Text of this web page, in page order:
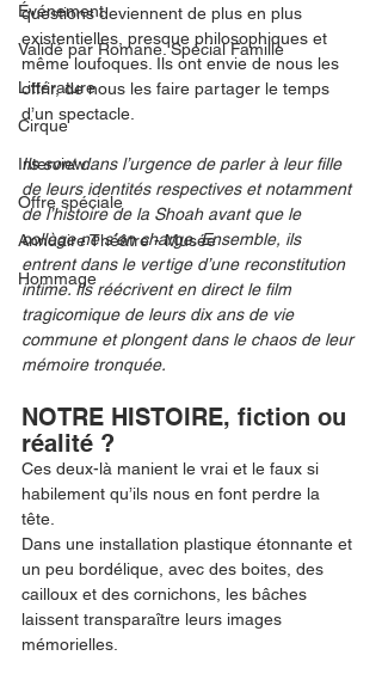
Événement
Validé par Romane. Spécial Famille
Littérature
Cirque
Interview
Offre spéciale
Annuaire Théâtre - Musée
Hommage
questions deviennent de plus en plus
existentielles, presque philosophiques et
même loufoques. Ils ont envie de nous les
offrir, de nous les faire partager le temps
d’un spectacle.
Ils sont dans l’urgence de parler à leur fille
de leurs identités respectives et notamment
de l’histoire de la Shoah avant que le
collège ne s’en charge. Ensemble, ils
entrent dans le vertige d’une reconstitution
intime. Ils réécrivent en direct le film
tragicomique de leurs dix ans de vie
commune et plongent dans le chaos de leur
mémoire tronquée.
NOTRE HISTOIRE, fiction ou
réalité ?
Ces deux-là manient le vrai et le faux si
habilement qu’ils nous en font perdre la
tête.
Dans une installation plastique étonnante et
un peu bordélique, avec des boites, des
cailloux et des cornichons, les bâches
laissent transparaître leurs images
mémorielles.